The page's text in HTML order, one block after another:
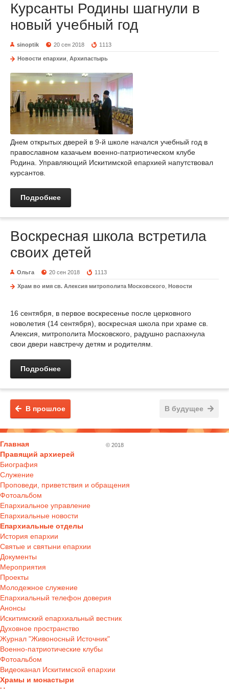
Курсанты Родины шагнули в
новый учебный год
sinoptik 20 сен 2018 1113
Новости епархии Архипастырь
Днем открытых дверей в 9-й школе начался учебный год в
православном казачьем военно-патриотическом клубе
Родина. Управляющий Искитимской епархией напутствовал
курсантов.
Подробнее
Воскресная школа встретила
своих детей
Ольга 20 сен 2018 1113
Храм во имя св. Алексия митрополита Московского Новости
16 сентября, в первое воскресенье после церковного
новолетия (14 сентября), воскресная школа при храме св.
Алексия, митрополита Московского, радушно распахнула
свои двери навстречу детям и родителям.
Подробнее
В будущее
В прошлое
Главная
Правящий архиерей
Биография
Служение
Проповеди, приветствия и обращения
Фотоальбом
Епархиальное управление
Епархиальные новости
Епархиальные отделы
История епархии
Святые и святыни епархии
Документы
Мероприятия
Проекты
Молодежное служение
Епархиальный телефон доверия
Анонсы
Искитимский епархиальный вестник
Духовное пространство
Журнал "Живоносный Источник"
Военно-патриотические клубы
Фотоальбом
Видеоканал Искитимской епархии
Храмы и монастыри
© 2018